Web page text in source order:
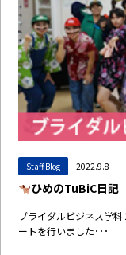
Staff Blog 2022.9.8
ひめのTuBiC日記
ブライダルビジネス学
ートを行いました･･･